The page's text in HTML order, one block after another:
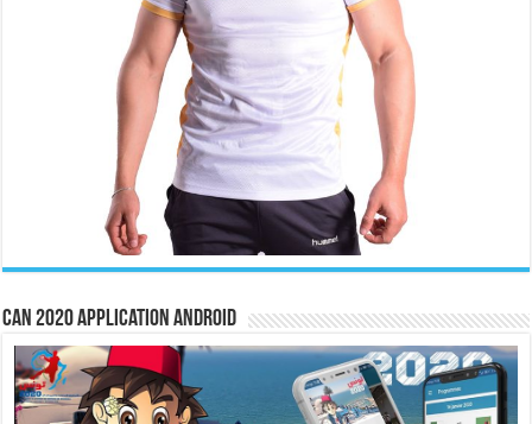
CAN 2020 Application Android